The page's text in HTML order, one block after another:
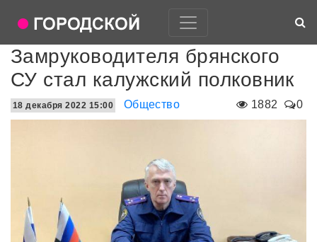
Замруководителя брянского
СУ стал калужский полковник
1882 0
18 декабря 2022 15:00 Общество